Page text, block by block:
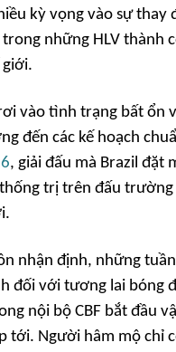
kỳ vọng vào sự thay
những HLV thành
giới.
vào tình trạng bất ổn
đến các kế hoạch
, giải đấu mà Brazil đặt
trị trên đấu trường
nhận định, những
đối với tương lai bóng
nội bộ CBF bắt đầu
tới. Người hâm mộ chỉ